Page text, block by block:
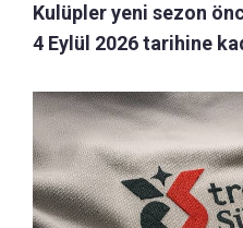
Kulüpler yeni sezon
4 Eylül 2026 tarihine